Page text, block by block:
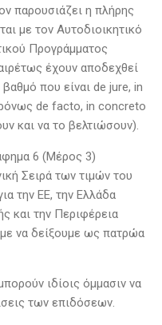
παρουσιάζει η πλήρης
με τον Αυτοδιοικητικό
Προγράμματος
έχουν αποδεχθεί
που είναι de jure, in
de facto, in concreto
και να το βελτιώσουν).
6 (Μέρος 3)
Σειρά των τιμών του
την ΕΕ, την Ελλάδα
και την Περιφέρεια
να δείξουμε ως πατρώα
ιδίοις όμμασιν να
των επιδόσεων.